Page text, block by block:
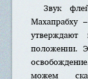
Звук
Махапрабху
положении.
можем